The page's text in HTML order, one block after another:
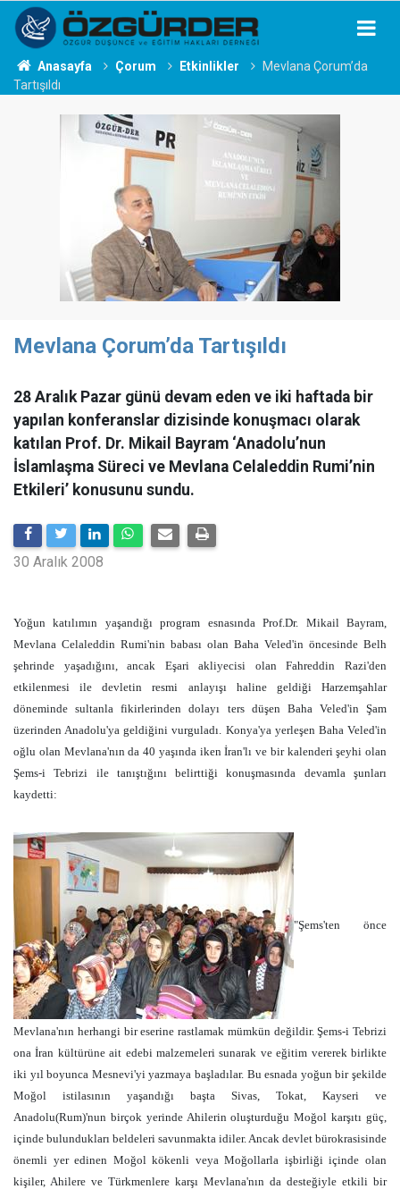
Anasayfa Çorum Etkinlikler
Mevlana Çorum’da
Tartışıldı
Mevlana Çorum’da Tartışıldı
28 Aralık Pazar günü devam eden ve iki haftada bir
yapılan konferanslar dizisinde konuşmacı olarak
katılan Prof. Dr. Mikail Bayram ‘Anadolu’nun
İslamlaşma Süreci ve Mevlana Celaleddin Rumi’nin
Etkileri’ konusunu sundu.
30 Aralık 2008
Yoğun katılımın yaşandığı program esnasında Prof.Dr. Mikail Bayram,
Mevlana Celaleddin Rumi'nin babası olan Baha Veled'in öncesinde Belh
şehrinde yaşadığını, ancak Eşari akliyecisi olan Fahreddin Razi'den
etkilenmesi ile devletin resmi anlayışı haline geldiği Harzemşahlar
döneminde sultanla fikirlerinden dolayı ters düşen Baha Veled'in Şam
üzerinden Anadolu'ya geldiğini vurguladı. Konya'ya yerleşen Baha Veled'in
oğlu olan Mevlana'nın da 40 yaşında iken İran'lı ve bir kalenderi şeyhi olan
Şems-i Tebrizi ile tanıştığını belirttiği konuşmasında devamla şunları
kaydetti:
"Şems'ten önce
Mevlana'nın herhangi bir eserine rastlamak mümkün değildir. Şems-i Tebrizi
ona İran kültürüne ait edebi malzemeleri sunarak ve eğitim vererek birlikte
iki yıl boyunca Mesnevi'yi yazmaya başladılar. Bu esnada yoğun bir şekilde
Moğol istilasının yaşandığı başta Sivas, Tokat, Kayseri ve
Anadolu(Rum)'nun birçok yerinde Ahilerin oluşturduğu Moğol karşıtı güç,
içinde bulundukları beldeleri savunmakta idiler. Ancak devlet bürokrasisinde
önemli yer edinen Moğol kökenli veya Moğollarla işbirliği içinde olan
kişiler, Ahilere ve Türkmenlere karşı Mevlana'nın da desteğiyle etkili bir